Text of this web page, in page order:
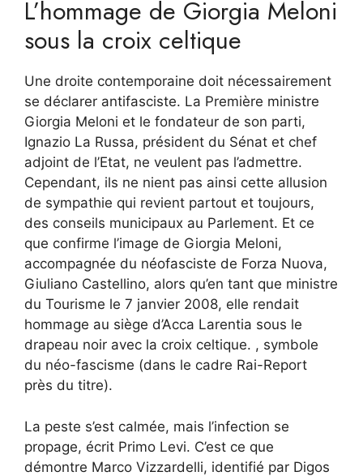
L’hommage de Giorgia Meloni
sous la croix celtique
Une droite contemporaine doit nécessairement
se déclarer antifasciste. La Première ministre
Giorgia Meloni et le fondateur de son parti,
Ignazio La Russa, président du Sénat et chef
adjoint de l’Etat, ne veulent pas l’admettre.
Cependant, ils ne nient pas ainsi cette allusion
de sympathie qui revient partout et toujours,
des conseils municipaux au Parlement. Et ce
que confirme l’image de Giorgia Meloni,
accompagnée du néofasciste de Forza Nuova,
Giuliano Castellino, alors qu’en tant que ministre
du Tourisme le 7 janvier 2008, elle rendait
hommage au siège d’Acca Larentia sous le
drapeau noir avec la croix celtique. , symbole
du néo-fascisme (dans le cadre Rai-Report
près du titre).
La peste s’est calmée, mais l’infection se
propage, écrit Primo Levi. C’est ce que
démontre Marco Vizzardelli, identifié par Digos